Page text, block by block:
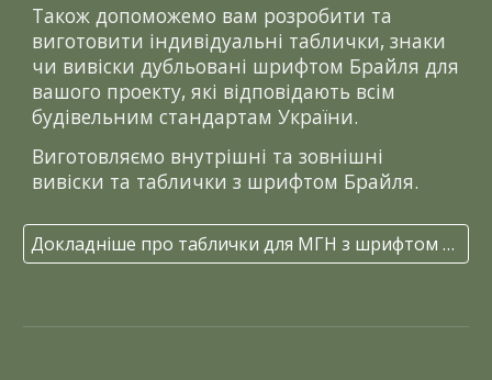
Також допоможемо вам розробити та
виготовити індивідуальні таблички, знаки
чи вивіски дубльовані шрифтом Брайля для
вашого проекту, які відповідають всім
будівельним стандартам України.
Виготовляємо внутрішні та зовнішні
вивіски та таблички з шрифтом Брайля.
Докладніше про таблички для МГН з шрифтом Брайля